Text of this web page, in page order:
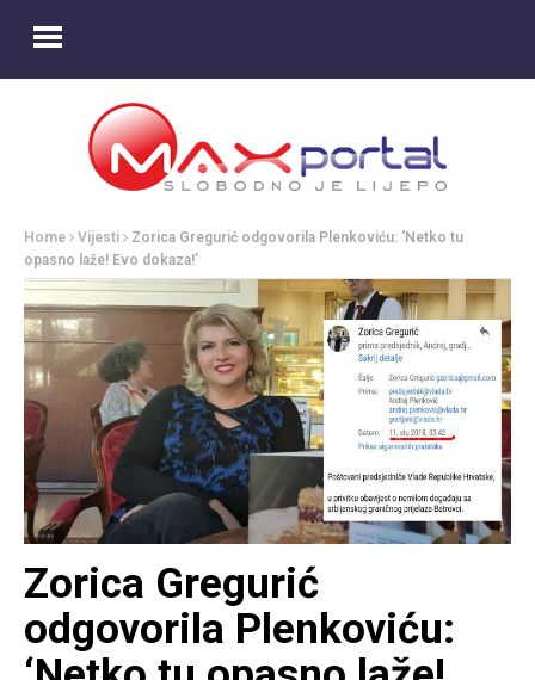
Home Vijesti
Zorica Gregurić odgovorila Plenkoviću: ‘Netko tu
opasno laže! Evo dokaza!’
Zorica Gregurić
odgovorila Plenkoviću: